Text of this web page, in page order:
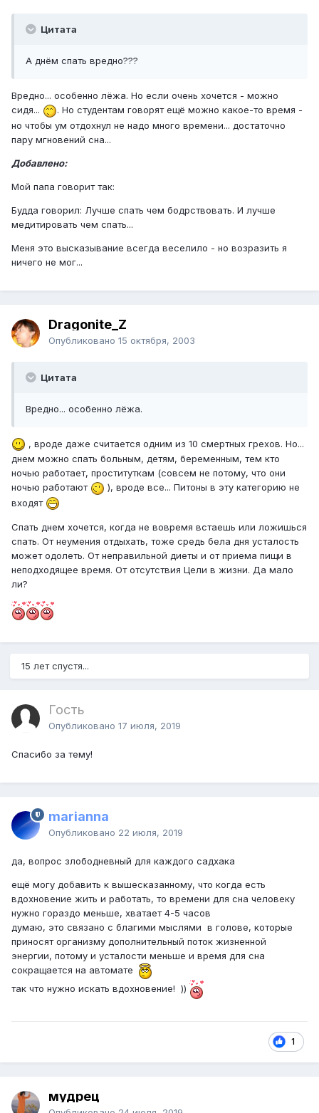
Цитата
А днём спать вредно???
Вредно... особенно лёжа. Но если очень хочется - можно
сидя...
. Но студентам говорят ещё можно какое-то время -
но чтобы ум отдохнул не надо много времени... достаточно
пару мгновений сна...
Добавлено:
Мой папа говорит так:
Будда говорил: Лучше спать чем бодрствовать. И лучше
медитировать чем спать...
Меня это высказывание всегда веселило - но возразить я
ничего не мог...
Dragonite_Z
Опубликовано 15 октября, 2003
Цитата
Вредно... особенно лёжа.
, вроде даже считается одним из 10 смертных грехов. Но...
днем можно спать больным, детям, беременным, тем кто
ночью работает, проституткам (совсем не потому, что они
ночью работают
), вроде все... Питоны в эту категорию не
входят
Спать днем хочется, когда не вовремя встаешь или ложишься
спать. От неумения отдыхать, тоже средь бела дня усталость
может одолеть. От неправильной диеты и от приема пищи в
неподходящее время. От отсутствия Цели в жизни. Да мало
ли?
15 лет спустя...
Гость
Опубликовано 17 июля, 2019
Спасибо за тему!
marianna
Опубликовано 22 июля, 2019
да, вопрос злободневный для каждого садхака
ещё могу добавить к вышесказанному, что когда есть
вдохновение жить и работать, то времени для сна человеку
нужно гораздо меньше, хватает 4-5 часов
думаю, это связано с благими мыслями в голове, которые
приносят организму дополнительный поток жизненной
энергии, потому и усталости меньше и время для сна
сокращается на автомате
так что нужно искать вдохновение! ))
1
мудрец